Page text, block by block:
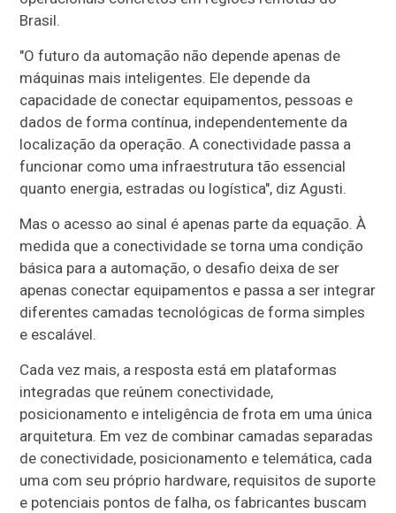
Brasil.
"O futuro da automação não depende apenas de
máquinas mais inteligentes. Ele depende da
capacidade de conectar equipamentos, pessoas e
dados de forma contínua, independentemente da
localização da operação. A conectividade passa a
funcionar como uma infraestrutura tão essencial
quanto energia, estradas ou logística", diz Agusti.
Mas o acesso ao sinal é apenas parte da equação. À
medida que a conectividade se torna uma condição
básica para a automação, o desafio deixa de ser
apenas conectar equipamentos e passa a ser integrar
diferentes camadas tecnológicas de forma simples
e escalável.
Cada vez mais, a resposta está em plataformas
integradas que reúnem conectividade,
posicionamento e inteligência de frota em uma única
arquitetura. Em vez de combinar camadas separadas
de conectividade, posicionamento e telemática, cada
uma com seu próprio hardware, requisitos de suporte
e potenciais pontos de falha, os fabricantes buscam